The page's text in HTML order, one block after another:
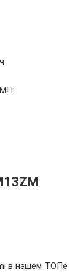
МП
в нашем ТОПе